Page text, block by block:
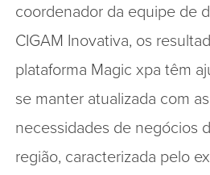
coordenador da equipe de
CIGAM Inovativa, os
plataforma Magic xpa têm
se manter atualizada com
necessidades de negócios
região, caracterizada pelo